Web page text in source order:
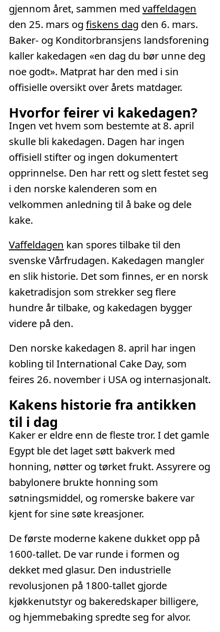
gjennom året, sammen med vaffeldagen
den 25. mars og fiskens dag den 6. mars.
Baker- og Konditorbransjens landsforening
kaller kakedagen «en dag du bør unne deg
noe godt». Matprat har den med i sin
offisielle oversikt over årets matdager.
Hvorfor feirer vi kakedagen?
Ingen vet hvem som bestemte at 8. april
skulle bli kakedagen. Dagen har ingen
offisiell stifter og ingen dokumentert
opprinnelse. Den har rett og slett festet seg
i den norske kalenderen som en
velkommen anledning til å bake og dele
kake.
Vaffeldagen kan spores tilbake til den
svenske Vårfrudagen. Kakedagen mangler
en slik historie. Det som finnes, er en norsk
kaketradisjon som strekker seg flere
hundre år tilbake, og kakedagen bygger
videre på den.
Den norske kakedagen 8. april har ingen
kobling til International Cake Day, som
feires 26. november i USA og internasjonalt.
Kakens historie fra antikken
til i dag
Kaker er eldre enn de fleste tror. I det gamle
Egypt ble det laget søtt bakverk med
honning, nøtter og tørket frukt. Assyrere og
babylonere brukte honning som
søtningsmiddel, og romerske bakere var
kjent for sine søte kreasjoner.
De første moderne kakene dukket opp på
1600-tallet. De var runde i formen og
dekket med glasur. Den industrielle
revolusjonen på 1800-tallet gjorde
kjøkkenutstyr og bakeredskaper billigere,
og hjemmebaking spredte seg for alvor.